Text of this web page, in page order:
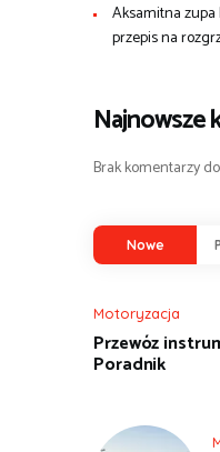
Aksamitna zupa
przepis na
Najnowsze
Brak komentarzy
Nowe
Motoryzacja
Przewóz
Poradnik